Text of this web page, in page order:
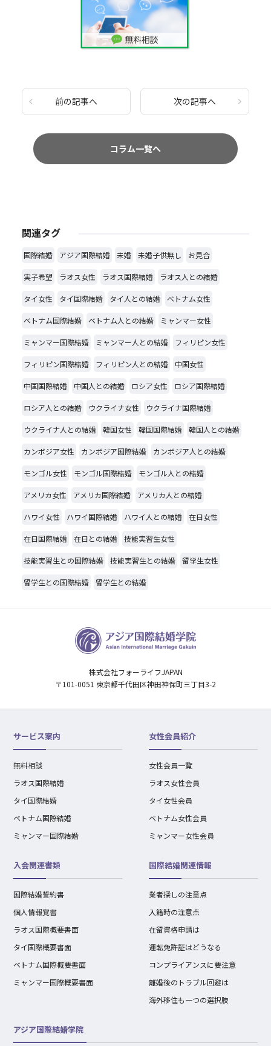
前の記事へ 次の記事へ
コラム一覧へ
関連タグ
国際結婚 アジア国際結婚 未婚 未婚子供無し お見合
実子希望 ラオス女性 ラオス国際結婚 ラオス人との結婚
タイ女性 タイ国際結婚 タイ人との結婚 ベトナム女性
ベトナム国際結婚 ベトナム人との結婚 ミャンマー女性
ミャンマー国際結婚 ミャンマー人との結婚 フィリピン女性
フィリピン国際結婚 フィリピン人との結婚 中国女性
中国国際結婚 中国人との結婚 ロシア女性 ロシア国際結婚
ロシア人との結婚 ウクライナ女性 ウクライナ国際結婚
ウクライナ人との結婚 韓国女性 韓国国際結婚 韓国人との結婚
カンボジア女性 カンボジア国際結婚 カンボジア人との結婚
モンゴル女性 モンゴル国際結婚 モンゴル人との結婚
アメリカ女性 アメリカ国際結婚 アメリカ人との結婚
ハワイ女性 ハワイ国際結婚 ハワイ人との結婚 在日女性
在日国際結婚 在日との結婚 技能実習生女性
技能実習生との国際結婚 技能実習生との結婚 留学生女性
留学生との国際結婚 留学生との結婚
株式会社フォーライフJAPAN
〒101-0051 東京都千代田区神田神保町三丁目3-2
サービス案内
無料相談
ラオス国際結婚
タイ国際結婚
ベトナム国際結婚
ミャンマー国際結婚
女性会員紹介
女性会員一覧
ラオス女性会員
タイ女性会員
ベトナム女性会員
ミャンマー女性会員
入会関連書類
国際結婚誓約書
個人情報覚書
ラオス国際概要書面
タイ国際概要書面
ベトナム国際概要書面
ミャンマー国際概要書面
国際結婚関連情報
業者探しの注意点
入籍時の注意点
在留資格申請は
運転免許証はどうなる
コンプライアンスに要注意
離婚後のトラブル回避は
海外移住も一つの選択肢
アジア国際結婚学院